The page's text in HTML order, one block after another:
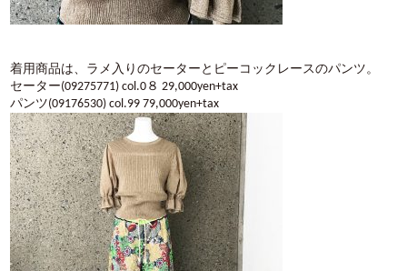
着用商品は、ラメ入りのセーターとピーコックレースのパンツ。
セーター(09275771) col.0８ 29,000yen+tax
パンツ(09176530) col.99 79,000yen+tax